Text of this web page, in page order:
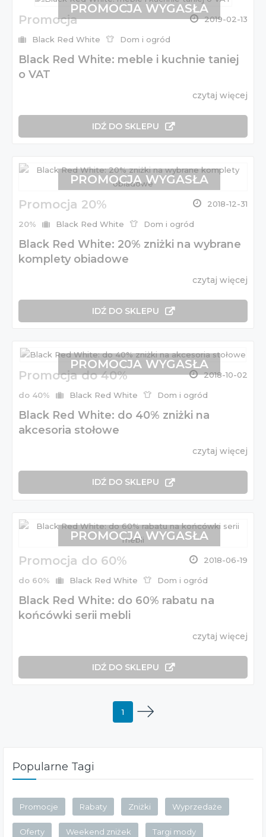
Promocja 2019-02-13
Black Red White Dom i ogród
Black Red White: meble i kuchnie taniej
o VAT
czytaj więcej
IDŹ DO SKLEPU
PROMOCJA WYGASŁA
Promocja 20% 2018-12-31
20% Black Red White Dom i ogród
Black Red White: 20% zniżki na wybrane
komplety obiadowe
czytaj więcej
IDŹ DO SKLEPU
PROMOCJA WYGASŁA
Promocja do 40% 2018-10-02
do 40% Black Red White Dom i ogród
Black Red White: do 40% zniżki na
akcesoria stołowe
czytaj więcej
IDŹ DO SKLEPU
PROMOCJA WYGASŁA
Promocja do 60% 2018-06-19
do 60% Black Red White Dom i ogród
Black Red White: do 60% rabatu na
końcówki serii mebli
czytaj więcej
IDŹ DO SKLEPU
PROMOCJA WYGASŁA
1
Popularne Tagi
Promocje Rabaty Zniżki Wyprzedaże
Oferty Weekend zniżek Targi mody